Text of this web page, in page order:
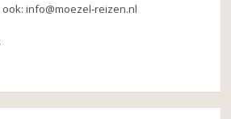
info@moezel-reizen.nl